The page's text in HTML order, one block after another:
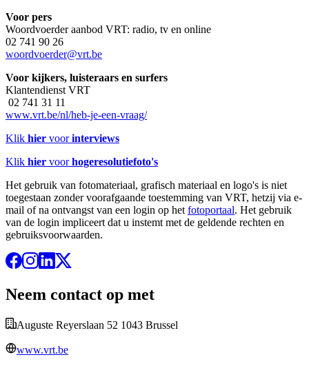
Voor pers
Woordvoerder aanbod VRT: radio, tv en online
02 741 90 26
woordvoerder@vrt.be
Voor kijkers, luisteraars en surfers
Klantendienst VRT
02 741 31 11
www.vrt.be/nl/heb-je-een-vraag/
Klik hier voorinterviews
Klik hier voorhogeresolutiefoto's
Het gebruik van fotomateriaal, grafisch materiaal en logo's is niet
toegestaan zonder voorafgaande toestemming van VRT, hetzij via e-
mail of na ontvangst van een login op het fotoportaal. Het gebruik
van de login impliceert dat u instemt met de geldende rechten en
gebruiksvoorwaarden.
Neem contact op met
Auguste Reyerslaan 52 1043 Brussel
www.vrt.be